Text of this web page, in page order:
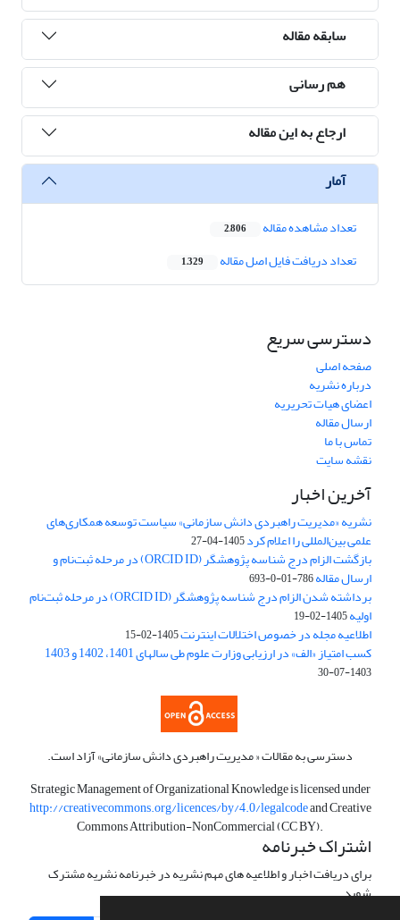
سابقه مقاله
هم رسانی
ارجاع به این مقاله
آمار
تعداد مشاهده مقاله 2,806
تعداد دریافت فایل اصل مقاله 1,329
دسترسی سریع
صفحه اصلی
درباره نشریه
اعضای هیات تحریریه
ارسال مقاله
تماس با ما
نقشه سایت
آخرین اخبار
نشریه «مدیریت راهبردی دانش سازمانی» سیاست توسعه همکاری‌های
علمی بین‌المللی را اعلام کرد1405-04-27
بازگشت الزام درج شناسه پژوهشگر (ORCID ID) در مرحله ثبت‌نام و
ارسال مقاله786-01-0-693
برداشته شدن الزام درج شناسه پژوهشگر (ORCID ID) در مرحله ثبت‌نام
اولیه1405-02-19
اطلاعیه مجله در خصوص اختلالات اینترنت1405-02-15
کسب امتیاز «الف» در ارزیابی وزارت علوم طی سالهای 1401، 1402 و 1403
1403-07-30
دسترسی به مقالات « مدیریت راهبردی دانش سازمانی» آزاد است.
Strategic Management of Organizational Knowledge is licensed under
http://creativecommons.org/licences/by/4.0/legalcodeand Creative
Commons Attribution-NonCommercial (CC BY).
اشتراک خبرنامه
برای دریافت اخبار و اطلاعیه های مهم نشریه در خبرنامه نشریه مشترک
شوید.